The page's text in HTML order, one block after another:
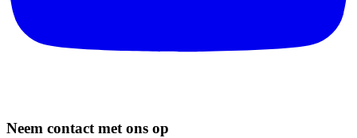
Neem contact met ons op